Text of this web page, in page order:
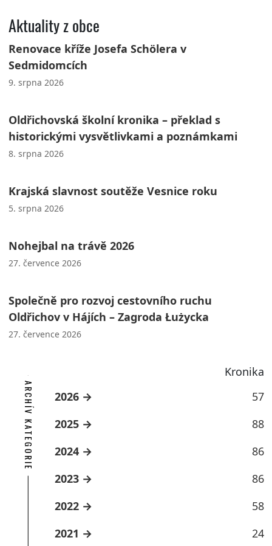
Aktuality z obce
Renovace kříže Josefa Schölera v
Sedmidomcích
9. srpna 2026
Oldřichovská školní kronika – překlad s
historickými vysvětlivkami a poznámkami
8. srpna 2026
Krajská slavnost soutěže Vesnice roku
5. srpna 2026
Nohejbal na trávě 2026
27. července 2026
Společně pro rozvoj cestovního ruchu
Oldřichov v Hájích – Zagroda Łużycka
27. července 2026
Kronika
ARCHÍV KATEGORIE 2026
57
2025
88
2024
86
2023
86
2022
58
2021
24